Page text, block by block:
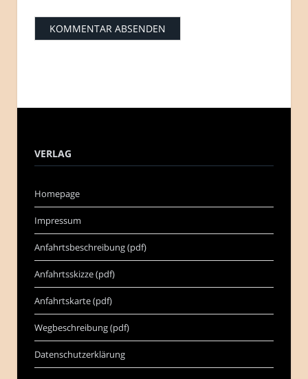
VERLAG
Homepage
Impressum
Anfahrtsbeschreibung (pdf)
Anfahrtsskizze (pdf)
Anfahrtskarte (pdf)
Wegbeschreibung (pdf)
Datenschutzerklärung